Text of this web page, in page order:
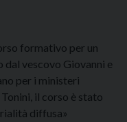
formativo per un
dal vescovo Giovanni e
per i ministeri
il corso è stato
diffusa»